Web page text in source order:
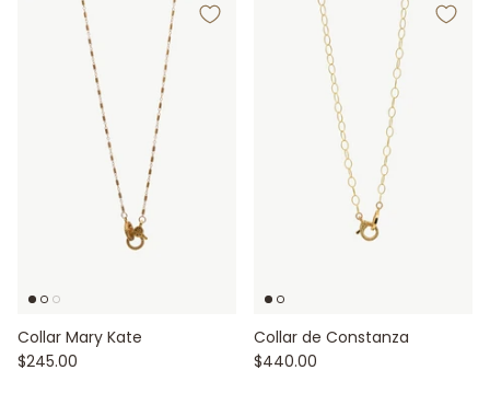
Collar Mary Kate
$245.00
Collar de Constanza
$440.00